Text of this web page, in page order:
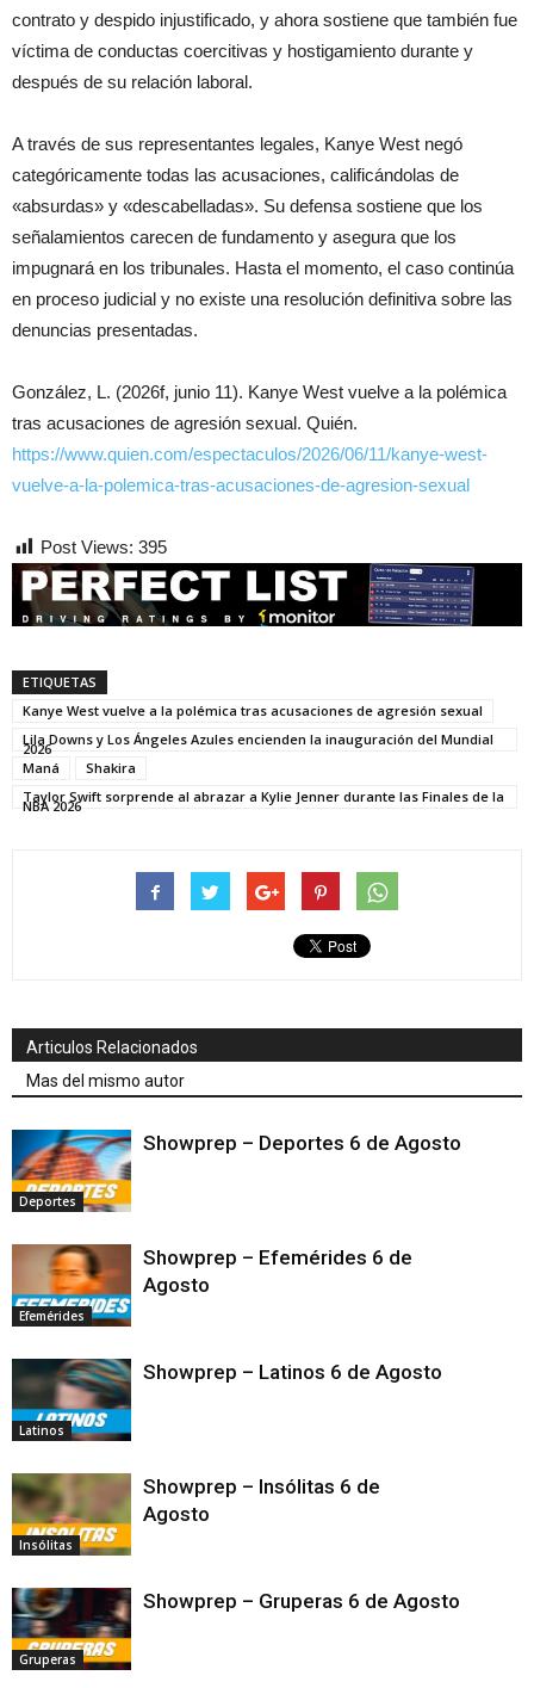
contrato y despido injustificado, y ahora sostiene que también fue
víctima de conductas coercitivas y hostigamiento durante y
después de su relación laboral.
A través de sus representantes legales, Kanye West negó
categóricamente todas las acusaciones, calificándolas de
«absurdas» y «descabelladas». Su defensa sostiene que los
señalamientos carecen de fundamento y asegura que los
impugnará en los tribunales. Hasta el momento, el caso continúa
en proceso judicial y no existe una resolución definitiva sobre las
denuncias presentadas.
González, L. (2026f, junio 11). Kanye West vuelve a la polémica
tras acusaciones de agresión sexual. Quién.
https://www.quien.com/espectaculos/2026/06/11/kanye-west-
vuelve-a-la-polemica-tras-acusaciones-de-agresion-sexual
Post Views: 395
ETIQUETAS
Kanye West vuelve a la polémica tras acusaciones de agresión sexual
Lila Downs y Los Ángeles Azules encienden la inauguración del Mundial
2026
Maná
Shakira
Taylor Swift sorprende al abrazar a Kylie Jenner durante las Finales de la
NBA 2026
Articulos Relacionados
Mas del mismo autor
Deportes
Showprep – Deportes 6 de Agosto
Efemérides
Showprep – Efemérides 6 de
Agosto
Latinos
Showprep – Latinos 6 de Agosto
Insólitas
Showprep – Insólitas 6 de
Agosto
Gruperas
Showprep – Gruperas 6 de Agosto